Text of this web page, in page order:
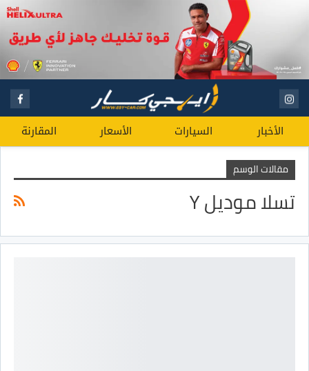
الأخبار السيارات الأسعار المقارنة
مقالات الوسم
تسلا موديل Y